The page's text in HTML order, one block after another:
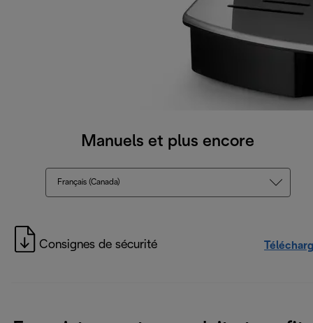
Manuels et plus encore
Français (Canada)
Consignes de sécurité